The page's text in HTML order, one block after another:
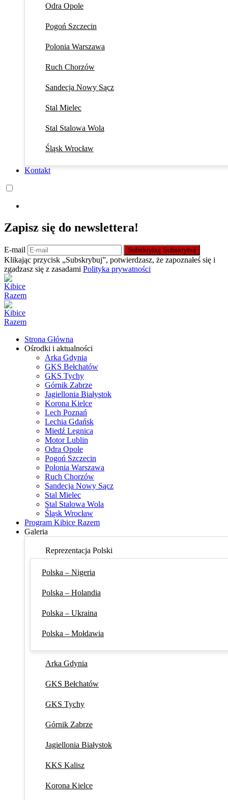
Odra Opole
Pogoń Szczecin
Polonia Warszawa
Ruch Chorzów
Sandecja Nowy Sącz
Stal Mielec
Stal Stalowa Wola
Śląsk Wrocław
Kontakt
Zapisz się do newslettera!
E-mail Subskrybuj Subskrybuj
Klikając przycisk „Subskrybuj”, potwierdzasz, że zapoznałeś się i
zgadzasz się z zasadami Polityka prywatności
Strona Główna
Ośrodki i aktualności
Arka Gdynia
GKS Bełchatów
GKS Tychy
Górnik Zabrze
Jagiellonia Białystok
Korona Kielce
Lech Poznań
Lechia Gdańsk
Miedź Legnica
Motor Lublin
Odra Opole
Pogoń Szczecin
Polonia Warszawa
Ruch Chorzów
Sandecja Nowy Sącz
Stal Mielec
Stal Stalowa Wola
Śląsk Wrocław
Program Kibice Razem
Galeria
Reprezentacja Polski
Polska – Nigeria
Polska – Holandia
Polska – Ukraina
Polska – Mołdawia
Arka Gdynia
GKS Bełchatów
GKS Tychy
Górnik Zabrze
Jagiellonia Białystok
KKS Kalisz
Korona Kielce